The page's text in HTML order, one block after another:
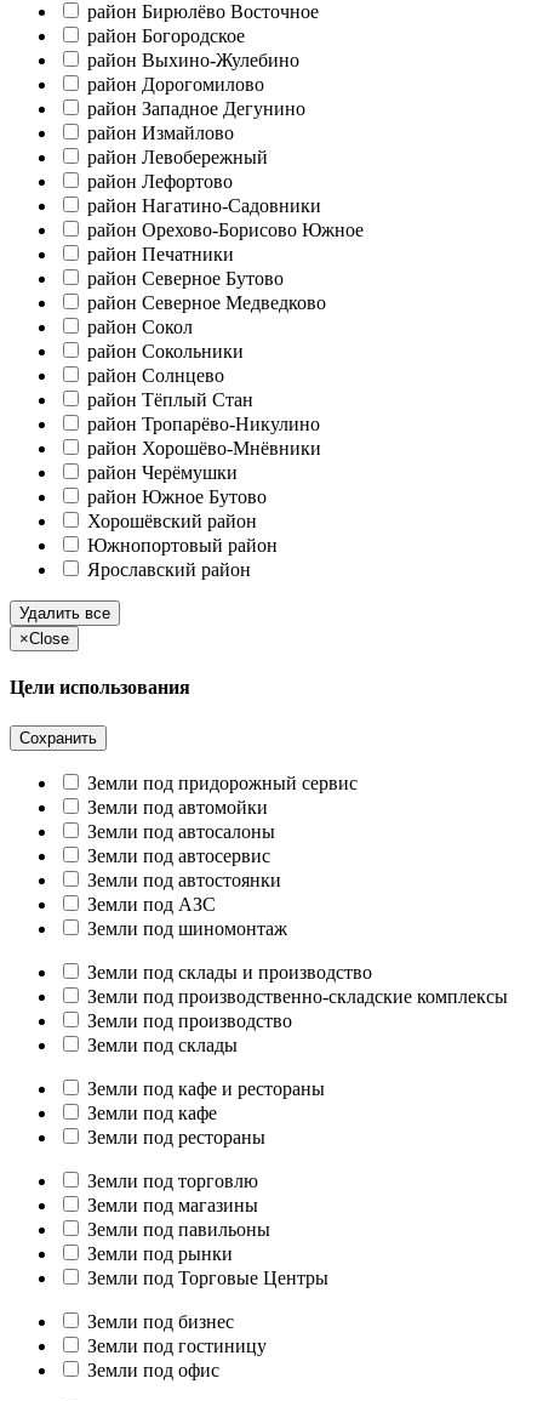
район Бирюлёво Восточное
район Богородское
район Выхино-Жулебино
район Дорогомилово
район Западное Дегунино
район Измайлово
район Левобережный
район Лефортово
район Нагатино-Садовники
район Орехово-Борисово Южное
район Печатники
район Северное Бутово
район Северное Медведково
район Сокол
район Сокольники
район Солнцево
район Тёплый Стан
район Тропарёво-Никулино
район Хорошёво-Мнёвники
район Черёмушки
район Южное Бутово
Хорошёвский район
Южнопортовый район
Ярославский район
Удалить все
×Close
Цели использования
Сохранить
Земли под придорожный сервис
Земли под автомойки
Земли под автосалоны
Земли под автосервис
Земли под автостоянки
Земли под АЗС
Земли под шиномонтаж
Земли под склады и производство
Земли под производственно-складские комплексы
Земли под производство
Земли под склады
Земли под кафе и рестораны
Земли под кафе
Земли под рестораны
Земли под торговлю
Земли под магазины
Земли под павильоны
Земли под рынки
Земли под Торговые Центры
Земли под бизнес
Земли под гостиницу
Земли под офис